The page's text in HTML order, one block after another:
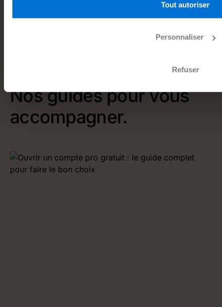
notre politique de gestion des cookies.
Tout autoriser
Personnaliser
Refuser
Les avantages d’un compte professionnel pour la
Nos guides pour vous
accompagner.